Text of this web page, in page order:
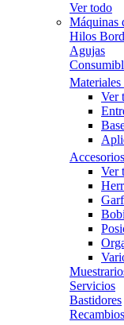
Ver todo
Máquinas
Hilos
Agujas
Materiales
Ver
Accesorios
Ver
Servicios
Bastidores
Recambios